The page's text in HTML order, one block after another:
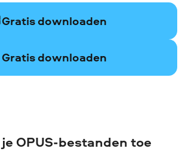
Gratis downloaden
Gratis downloaden
OPUS-bestanden toe